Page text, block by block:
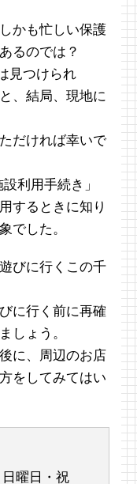
かも忙しい保護
るのでは？
見つけられ
、結局、現地に
だければ幸いで
利用手続き」
するときに知り
でした。
びに行くこの千
に行く前に再確
しょう。
に、周辺のお店
をしてみてはい
曜日・祝